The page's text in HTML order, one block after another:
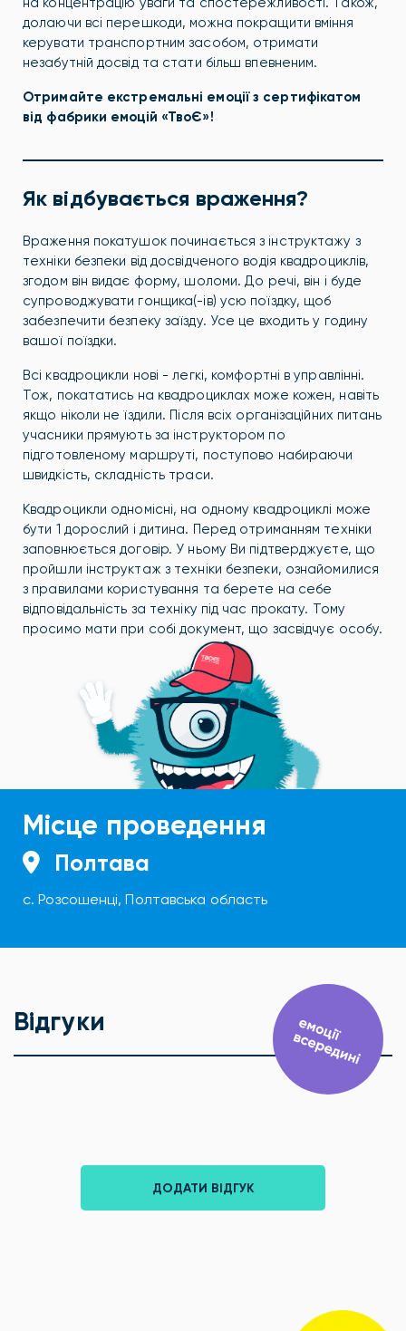
долаючи всі перешкоди, можна покращити вміння
керувати транспортним засобом, отримати
незабутній досвід та стати більш впевненим.
Отримайте екстремальні емоції з сертифікатом
від фабрики емоцій «ТвоЄ»!
Як відбувається враження?
Враження покатушок починається з інструктажу з
техніки безпеки від досвідченого водія квадроциклів,
згодом він видає форму, шоломи. До речі, він і буде
супроводжувати гонщика(-ів) усю поїздку, щоб
забезпечити безпеку заїзду. Усе це входить у годину
вашої поїздки.
Всі квадроцикли нові - легкі, комфортні в управлінні.
Тож, покататись на квадроциклах може кожен, навіть
якщо ніколи не їздили. Після всіх організаційних питань
учасники прямують за інструктором по
підготовленому маршруті, поступово набираючи
швидкість, складність траси.
Квадроцикли одномісні, на одному квадроциклі може
бути 1 дорослий і дитина. Перед отриманням техніки
заповнюється договір. У ньому Ви підтверджуєте, що
пройшли інструктаж з техніки безпеки, ознайомилися
з правилами користування та берете на себе
відповідальність за техніку під час прокату. Тому
просимо мати при собі документ, що засвідчує особу.
Місце проведення
Полтава
с. Розсошенці, Полтавська область
Відгуки
ДОДАТИ ВІДГУК